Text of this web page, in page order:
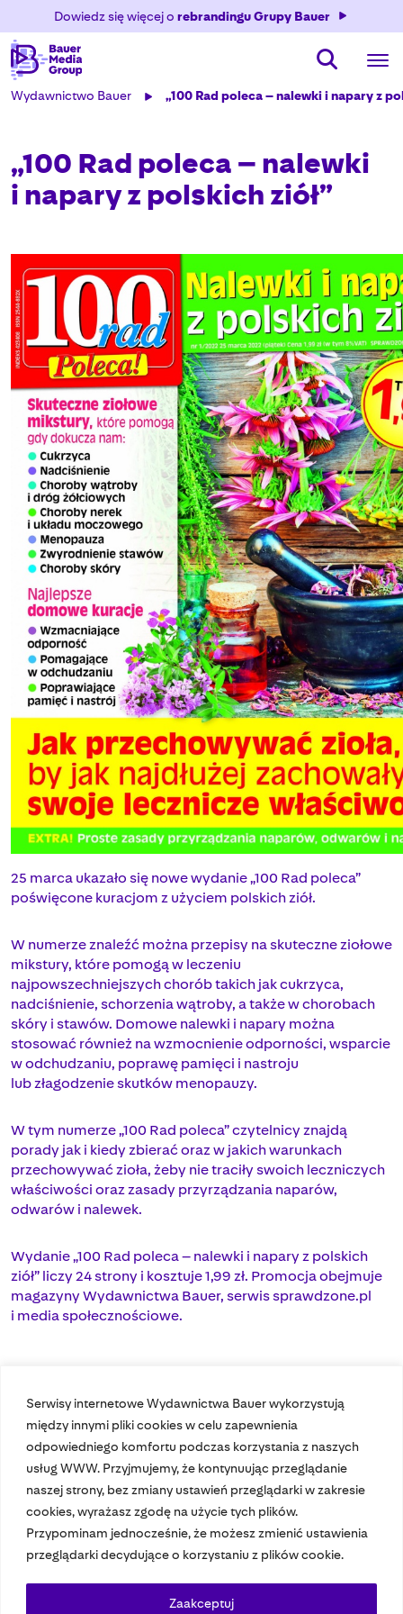
Serwisy internetowe Wydawnictwa Bauer wykorzystują
między innymi pliki cookies w celu zapewnienia
odpowiedniego komfortu podczas korzystania z naszych
usług WWW. Przyjmujemy, że kontynuując przeglądanie
naszej strony, bez zmiany ustawień przeglądarki w zakresie
cookies, wyrażasz zgodę na użycie tych plików.
Przypominam jednocześnie, że możesz zmienić ustawienia
przeglądarki decydujące o korzystaniu z plików cookie.
Zaakceptuj
Dowiedz się więcej o rebrandingu Grupy Bauer
Wydawnictwo Bauer „100 Rad poleca – nalewki i napary z
„100 Rad poleca – nalewki
i napary z polskich ziół”
25 marca ukazało się nowe wydanie „100 Rad poleca”
poświęcone kuracjom z użyciem polskich ziół.
W numerze znaleźć można przepisy na skuteczne ziołowe
mikstury, które pomogą w leczeniu
najpowszechniejszych chorób takich jak cukrzyca,
nadciśnienie, schorzenia wątroby, a także w chorobach
skóry i stawów. Domowe nalewki i napary można
stosować również na wzmocnienie odporności, wsparcie
w odchudzaniu, poprawę pamięci i nastroju
lub złagodzenie skutków menopauzy.
W tym numerze „100 Rad poleca” czytelnicy znajdą
porady jak i kiedy zbierać oraz w jakich warunkach
przechowywać zioła, żeby nie traciły swoich leczniczych
właściwości oraz zasady przyrządzania naparów,
odwarów i nalewek.
Wydanie „100 Rad poleca – nalewki i napary z polskich
ziół” liczy 24 strony i kosztuje 1,99 zł. Promocja obejmuje
magazyny Wydawnictwa Bauer, serwis sprawdzone.pl
i media społecznościowe.
Nasze czasopisma
Nasze strony